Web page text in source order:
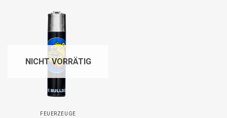
NICHT VORRÄTIG
FEUERZEUGE